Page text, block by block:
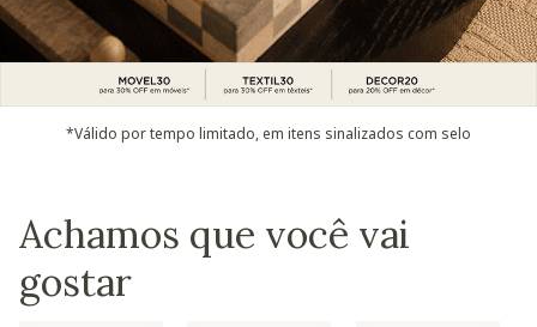
*Válido por tempo limitado, em itens sinalizados com selo
Achamos que você vai
gostar